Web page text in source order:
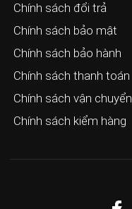
Chính sách đổi trả
Chính sách bảo mật
Chính sách bảo hành
Chính sách thanh toán
Chính sách vận chuyển
Chính sách kiểm hàng